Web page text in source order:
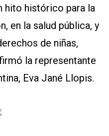
hito histórico para la
en la salud pública, y
de niñas,
la representante
Eva Jané Llopis.